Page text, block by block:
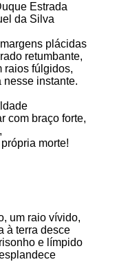
Estrada
da Silva
plácidas
retumbante,
raios fúlgidos,
nesse instante.
com braço forte,
morte!
um raio vívido,
à terra desce
e límpido